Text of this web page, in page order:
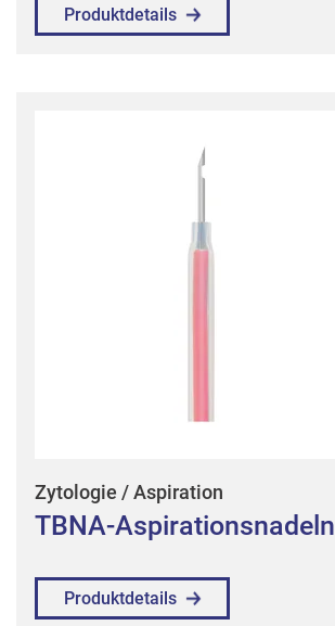
Produktdetails
Zytologie / Aspiration
TBNA-Aspirationsnadeln
Produktdetails